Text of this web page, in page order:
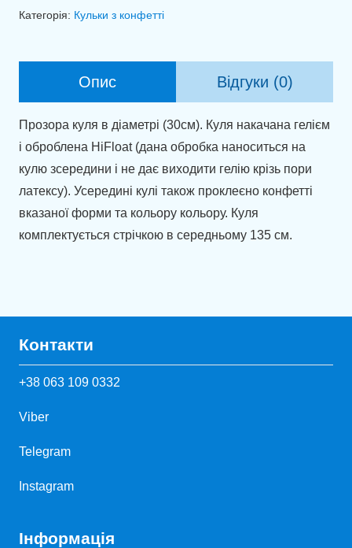
Категорія: Кульки з конфетті
Опис Відгуки (0)
Прозора куля в діаметрі (30см). Куля накачана гелієм
і оброблена HiFloat (дана обробка наноситься на
кулю зсередини і не дає виходити гелію крізь пори
латексу). Усередині кулі також проклеєно конфетті
вказаної форми та кольору кольору. Куля
комплектується стрічкою в середньому 135 см.
Контакти
+38 063 109 0332
Viber
Telegram
Instagram
Інформація